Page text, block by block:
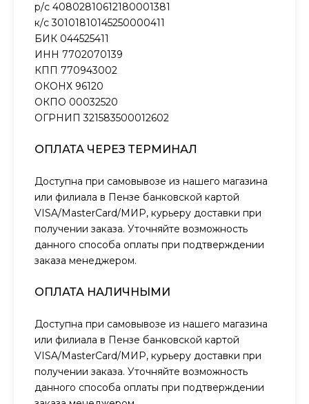
р/с 40802810612180001381
к/с 30101810145250000411
БИК 044525411
ИНН 7702070139
КПП 770943002
ОКОНХ 96120
ОКПО 00032520
ОГРНИП 321583500012602
ОПЛАТА ЧЕРЕЗ ТЕРМИНАЛ
Доступна при самовывозе из нашего магазина
или филиала в Пензе банковской картой
VISA/MasterCard/МИР, курьеру доставки при
получении заказа. Уточняйте возможность
данного способа оплаты при подтверждении
заказа менеджером.
ОПЛАТА НАЛИЧНЫМИ
Доступна при самовывозе из нашего магазина
или филиала в Пензе банковской картой
VISA/MasterCard/МИР, курьеру доставки при
получении заказа. Уточняйте возможность
данного способа оплаты при подтверждении